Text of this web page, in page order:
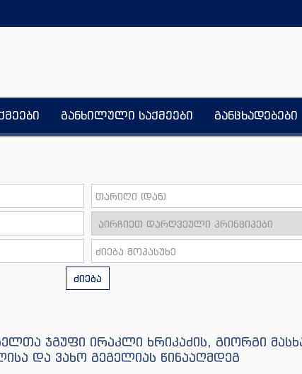
განხილული საქმეები განცხადებები
ძიება
ჯგუფი ირაკლი ხრიკაძის, გიორგი
და ვახო გეგელიას წინააღმდეგ